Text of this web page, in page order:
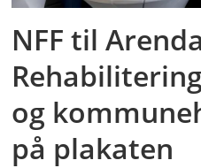
NFF til
og
på plakaten